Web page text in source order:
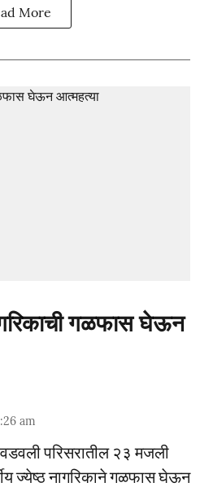
More
गळफास घेऊन
am
परिसरातील २३ मजली
ज्येष्ठ नागरिकाने गळफास घेऊन